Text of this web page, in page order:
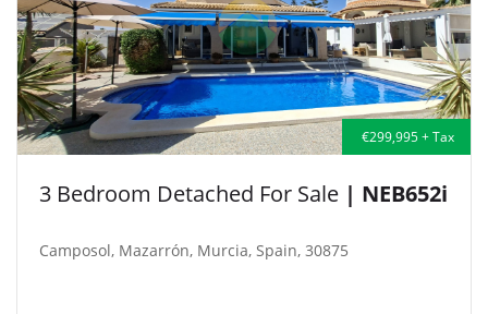
€299,995 + Tax
3 Bedroom Detached For Sale | NEB652i
Camposol, Mazarrón, Murcia, Spain, 30875